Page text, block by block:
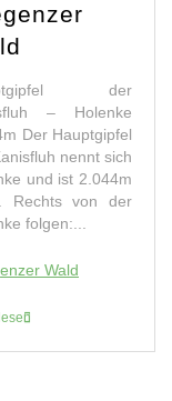
der
– Holenke
Der Hauptgipfel
nennt sich
und ist 2.044m
Rechts von der
folgen:...
Wald